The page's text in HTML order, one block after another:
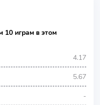
10 играм в этом
4.17
5.67
-